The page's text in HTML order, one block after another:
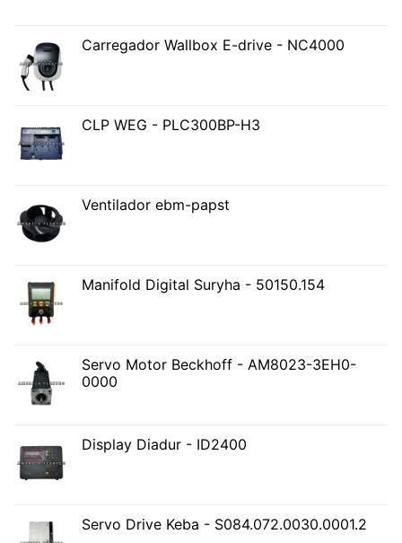
Carregador Wallbox E-drive - NC4000
CLP WEG - PLC300BP-H3
Ventilador ebm-papst
Manifold Digital Suryha - 50150.154
Servo Motor Beckhoff - AM8023-3EH0-
0000
Display Diadur - ID2400
Servo Drive Keba - S084.072.0030.0001.2